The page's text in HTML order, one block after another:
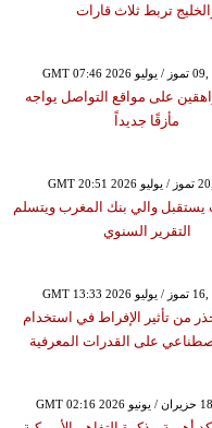
تربط ثلاث قارات
على مواقع التواصل يواجه
مأزقًا جديداً
يستقبل والي بنك المغرب ويتسلم
التقرير السنوي
من تأثير الإفراط في استخدام
على القدرات المعرفية